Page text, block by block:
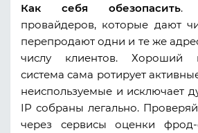
Как себя обезопасить.
провайдеров, которые дают
перепродают одни и те же
числу клиентов. Хороший
система сама ротирует
неиспользуемые и исключает
IP собраны легально.
через сервисы оценки фрод-